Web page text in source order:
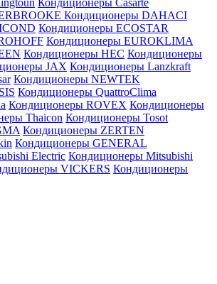
Кондиционеры Casarte
Кондиционеры DAHACI
Кондиционеры ECOSTAR
Кондиционеры EUROKLIMA
Кондиционеры HEC Кондиционеры
JAX Кондиционеры Lanzkraft
Кондиционеры NEWTEK
Кондиционеры QuattroClima
Кондиционеры ROVEX Кондиционеры
Thaicon Кондиционеры Tosot
Кондиционеры ZERTEN
Кондиционеры GENERAL
Electric Кондиционеры Mitsubishi
VICKERS Кондиционеры